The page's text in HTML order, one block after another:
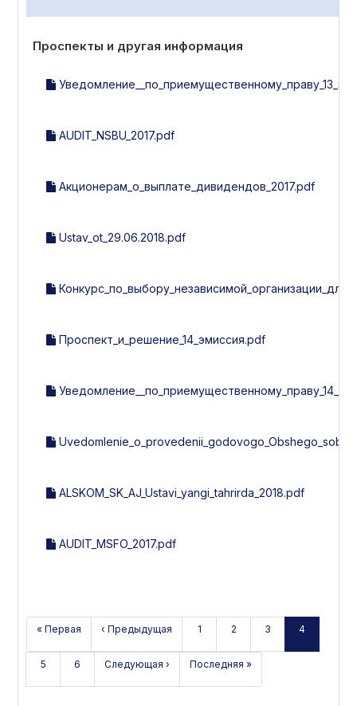
Проспекты и другая информация
AUDIT_NSBU_2017.pdf
Акционерам_о_выплате_дивидендов_2017.pdf
Ustav_ot_29.06.2018.pdf
Проспект_и_решение_14_эмиссия.pdf
ALSKOM_SK_AJ_Ustavi_yangi_tahrirda_2018.pdf
AUDIT_MSFO_2017.pdf
« Первая ‹ Предыдущая 1 2 3 4
5 6 Следующая › Последняя »